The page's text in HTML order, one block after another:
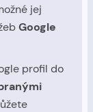
jej
Google
profil do